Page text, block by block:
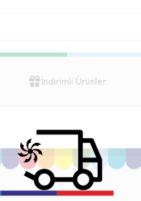
İndirimli Ürünler